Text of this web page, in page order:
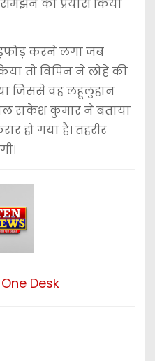
का प्रयास किया
करने लगा जब
तो विपिन ने लोहे की
जिससे वह लहूलुहान
राकेश कुमार ने बताया
हो गया है। तहरीर
Desk